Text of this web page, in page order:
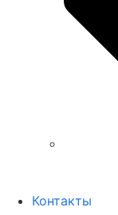
Контакты